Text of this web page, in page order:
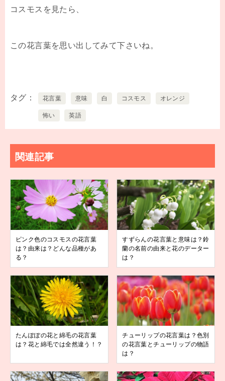
コスモスを見たら、
この花言葉を思い出してみて下さいね。
タグ 花言葉 意味 白 コスモス オレンジ
怖い 英語
関連記事
ピンク色のコスモスの花言葉
は？由来は？どんな品種があ
る？
すずらんの花言葉と意味は？鈴
蘭の名前の由来と花のデーター
は？
たんぽぽの花と綿毛の花言葉
は？花と綿毛では全然違う！？
チューリップの花言葉は？色別
の花言葉とチューリップの物語
は？